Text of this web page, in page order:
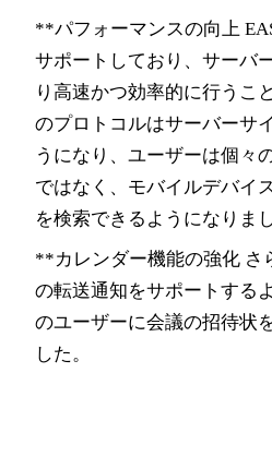
**パフォーマンスの向上
サポートしており、サーバ
り高速かつ効率的に行うこ
のプロトコルはサーバーサ
うになり、ユーザーは個々
ではなく、モバイルデバイ
を検索できるようになりまし
**カレンダー機能の強化 さ
の転送通知をサポートする
のユーザーに会議の招待状
した。